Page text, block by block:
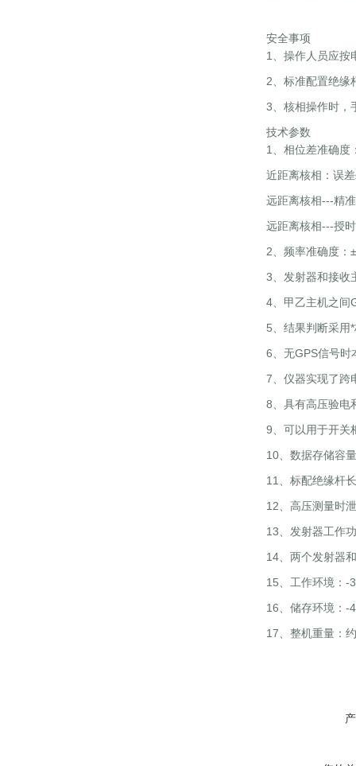
安全事项
1、操作人员应按
2、标准配置绝缘
3、核相操作时，
技术参数
1、相位差准确度
近距离核相：误
远距离核相---精
远距离核相---授
2、频率准确度：
3、发射器和接收
4、甲乙主机之间
5、结果判断采用
6、无GPS信号时
7、仪器实现了跨
8、具有高压验电
9、可以用于开关
10、数据存储容
11、标配绝缘杆
12、高压测量时
13、发射器工作
14、两个发射器
15、工作环境：
16、储存环境：
17、整机重量：